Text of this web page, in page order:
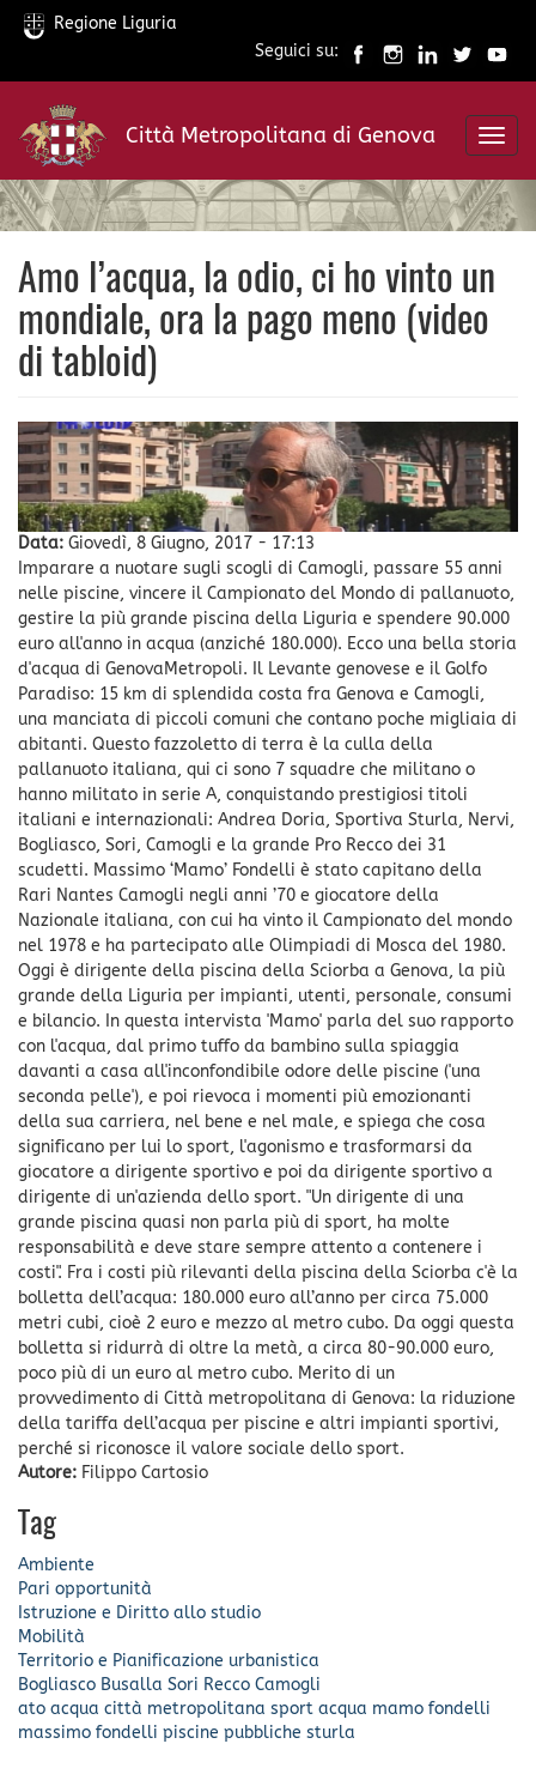
Salta
contenuto
principale
Regione Liguria
Seguici su:
Città Metropolitana di Genova
Amo l’acqua, la odio, ci ho vinto un
mondiale, ora la pago meno (video
di tabloid)
Data: Giovedì, 8 Giugno, 2017 - 17:13
Imparare a nuotare sugli scogli di Camogli, passare 55 anni
nelle piscine, vincere il Campionato del Mondo di pallanuoto,
gestire la più grande piscina della Liguria e spendere 90.000
euro all'anno in acqua (anziché 180.000). Ecco una bella storia
d'acqua di GenovaMetropoli. Il Levante genovese e il Golfo
Paradiso: 15 km di splendida costa fra Genova e Camogli,
una manciata di piccoli comuni che contano poche migliaia di
abitanti. Questo fazzoletto di terra è la culla della
pallanuoto italiana, qui ci sono 7 squadre che militano o
hanno militato in serie A, conquistando prestigiosi titoli
italiani e internazionali: Andrea Doria, Sportiva Sturla, Nervi,
Bogliasco, Sori, Camogli e la grande Pro Recco dei 31
scudetti. Massimo ‘Mamo’ Fondelli è stato capitano della
Rari Nantes Camogli negli anni ’70 e giocatore della
Nazionale italiana, con cui ha vinto il Campionato del mondo
nel 1978 e ha partecipato alle Olimpiadi di Mosca del 1980.
Oggi è dirigente della piscina della Sciorba a Genova, la più
grande della Liguria per impianti, utenti, personale, consumi
e bilancio. In questa intervista 'Mamo' parla del suo rapporto
con l'acqua, dal primo tuffo da bambino sulla spiaggia
davanti a casa all'inconfondibile odore delle piscine ('una
seconda pelle'), e poi rievoca i momenti più emozionanti
della sua carriera, nel bene e nel male, e spiega che cosa
significano per lui lo sport, l'agonismo e trasformarsi da
giocatore a dirigente sportivo e poi da dirigente sportivo a
dirigente di un'azienda dello sport. "Un dirigente di una
grande piscina quasi non parla più di sport, ha molte
responsabilità e deve stare sempre attento a contenere i
costi". Fra i costi più rilevanti della piscina della Sciorba c'è la
bolletta dell’acqua: 180.000 euro all’anno per circa 75.000
metri cubi, cioè 2 euro e mezzo al metro cubo. Da oggi questa
bolletta si ridurrà di oltre la metà, a circa 80-90.000 euro,
poco più di un euro al metro cubo. Merito di un
provvedimento di Città metropolitana di Genova: la riduzione
della tariffa dell’acqua per piscine e altri impianti sportivi,
perché si riconosce il valore sociale dello sport.
Autore: Filippo Cartosio
Tag
Ambiente
Pari opportunità
Istruzione e Diritto allo studio
Mobilità
Territorio e Pianificazione urbanistica
Bogliasco Busalla Sori Recco Camogli
ato acqua città metropolitana sport acqua mamo fondelli
massimo fondelli piscine pubbliche sturla